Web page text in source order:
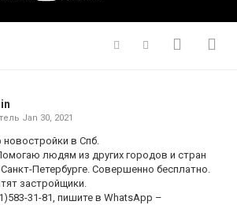
Jan 30, 2021
в Спб.
людям из других городов и стран
Петербурге. Совершенно бесплатно.
застройщики.
31-81, пишите в WhatsApp –